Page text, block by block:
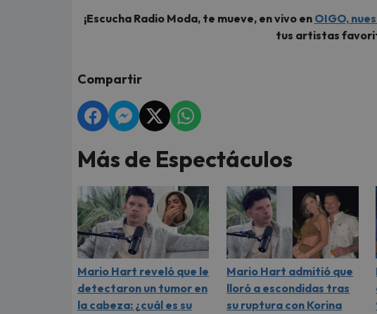
¡Escucha Radio Moda, te mueve, en vivo en OIGO,
tus artistas
Compartir
Más de Espectáculos
Mario Hart reveló que le
detectaron un tumor en
la cabeza: ¿cuál es su
Mario Hart admitió que
lloró a escondidas tras
su ruptura con Korina